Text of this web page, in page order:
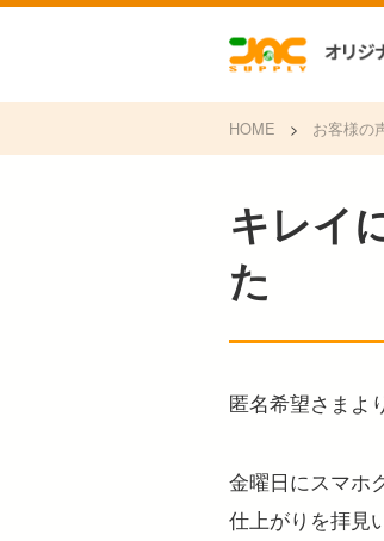
HOME > お客様の
キレイ
た
匿名希望さまよ
金曜日にスマホ
仕上がりを拝見